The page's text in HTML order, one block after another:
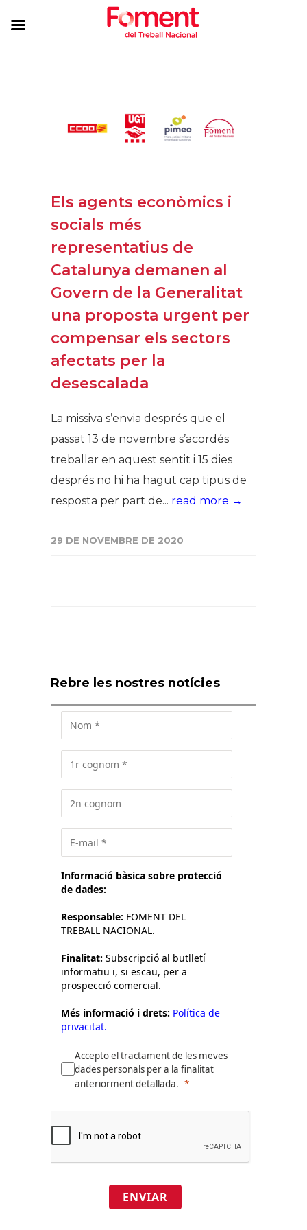
Els agents econòmics i
socials més
representatius de
Catalunya demanen al
Govern de la Generalitat
una proposta urgent per
compensar els sectors
afectats per la
desescalada
La missiva s’envia després que el
passat 13 de novembre s’acordés
treballar en aquest sentit i 15 dies
després no hi ha hagut cap tipus de
resposta per part de... read more →
29 DE NOVEMBRE DE 2020
Rebre les nostres notícies
Informació bàsica sobre protecció
de dades:
Responsable: FOMENT DEL
TREBALL NACIONAL.
Finalitat: Subscripció al butlletí
informatiu i, si escau, per a
prospecció comercial.
Més informació i drets: Política de
privacitat.
Accepto el tractament de les meves
dades personals per a la finalitat
anteriorment detallada.
ENVIAR